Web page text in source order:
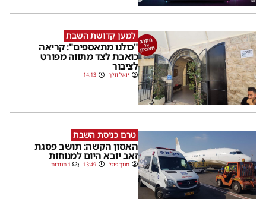
למען קדושת השבת
"כולנו מתאספים": קריאה
כואבת לצד מתווה מפורט
לציבור
יואל וולך 14:13
טרם כניסת השבת
האסון הקשה: תושב פסגת
זאב יובא היום למנוחות
חנוך פוגל 13:49 1 תגובות